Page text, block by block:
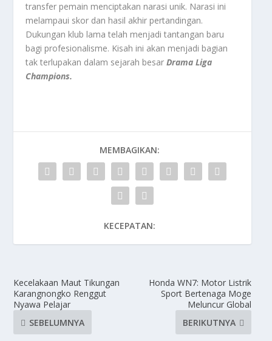
transfer pemain menciptakan narasi unik. Narasi ini
melampaui skor dan hasil akhir pertandingan.
Dukungan klub lama telah menjadi tantangan baru
bagi profesionalisme. Kisah ini akan menjadi bagian
tak terlupakan dalam sejarah besarDrama Liga
Champions.
MEMBAGIKAN:
KECEPATAN:
Kecelakaan Maut Tikungan
Karangnongko Renggut
Nyawa Pelajar
SEBELUMNYA
Honda WN7: Motor Listrik
Sport Bertenaga Moge
Meluncur Global
BERIKUTNYA